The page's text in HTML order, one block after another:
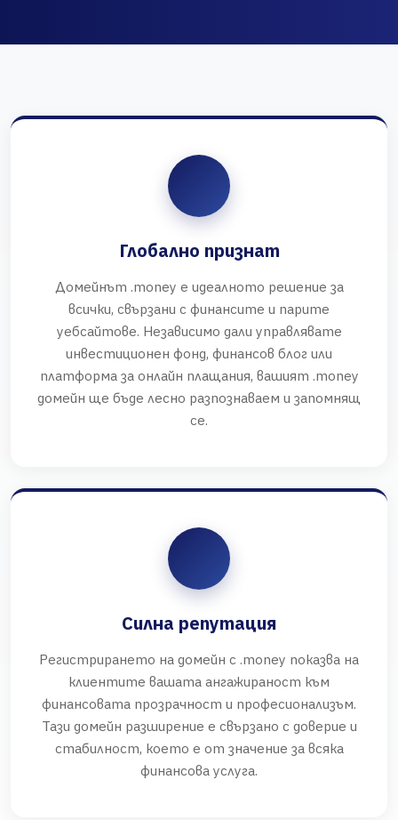
Глобално признат
Домейнът .money е идеалното решение за
всички, свързани с финансите и парите
уебсайтове. Независимо дали управлявате
инвестиционен фонд, финансов блог или
платформа за онлайн плащания, вашият .money
домейн ще бъде лесно разпознаваем и запомнящ
се.
Силна репутация
Регистрирането на домейн с .money показва на
клиентите вашата ангажираност към
финансовата прозрачност и професионализъм.
Тази домейн разширение е свързано с доверие и
стабилност, което е от значение за всяка
финансова услуга.